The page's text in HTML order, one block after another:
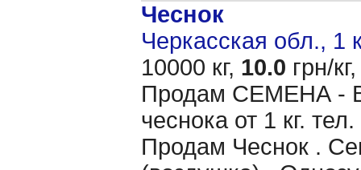
Чеснок
Черкасская обл., 1
10000 кг, 10.0 грн/кг,
Продам CЕМЕНА -
чеснока от 1 кг.
Продам Чеснок .